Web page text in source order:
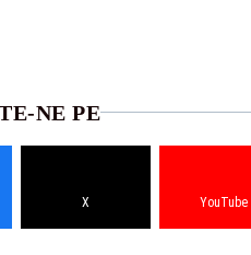
NE PE
X YouTube